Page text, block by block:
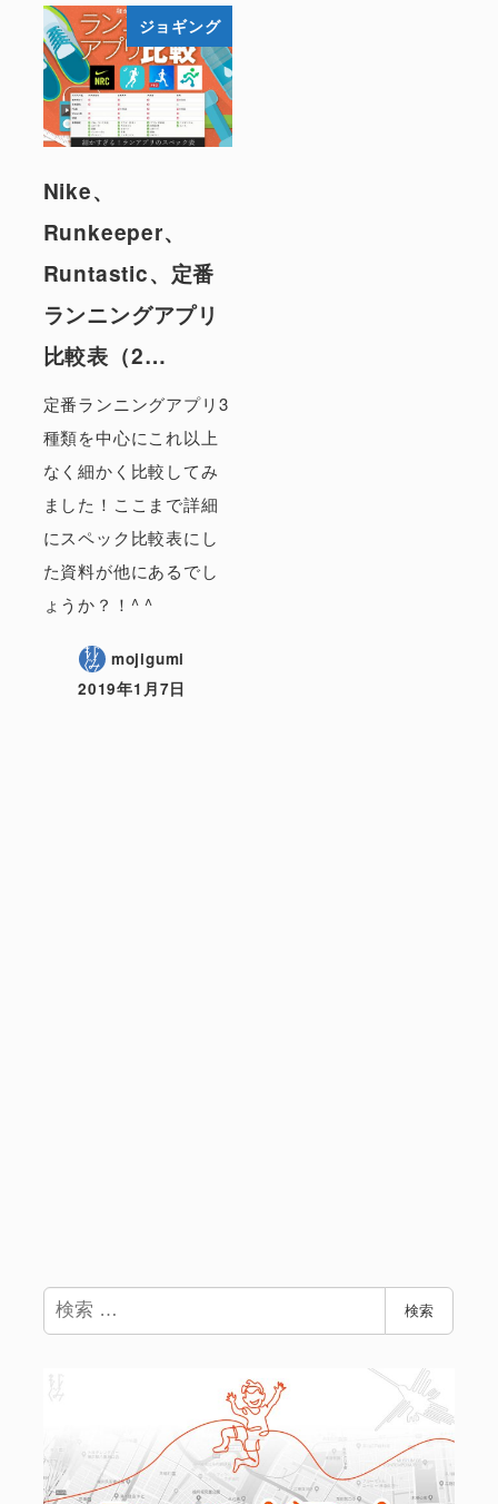
ジョギング
Nike、
Runkeeper、
Runtastic、定番
ランニングアプリ
比較表（2…
定番ランニングアプリ3
種類を中心にこれ以上
なく細かく比較してみ
ました！ここまで詳細
にスペック比較表にし
た資料が他にあるでし
ょうか？！^ ^
mojigumi
2019年1月7日
検
索
検索